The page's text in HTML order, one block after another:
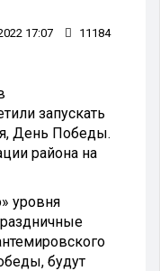
17:07 11184
запускать
День Победы.
района на
уровня
будут